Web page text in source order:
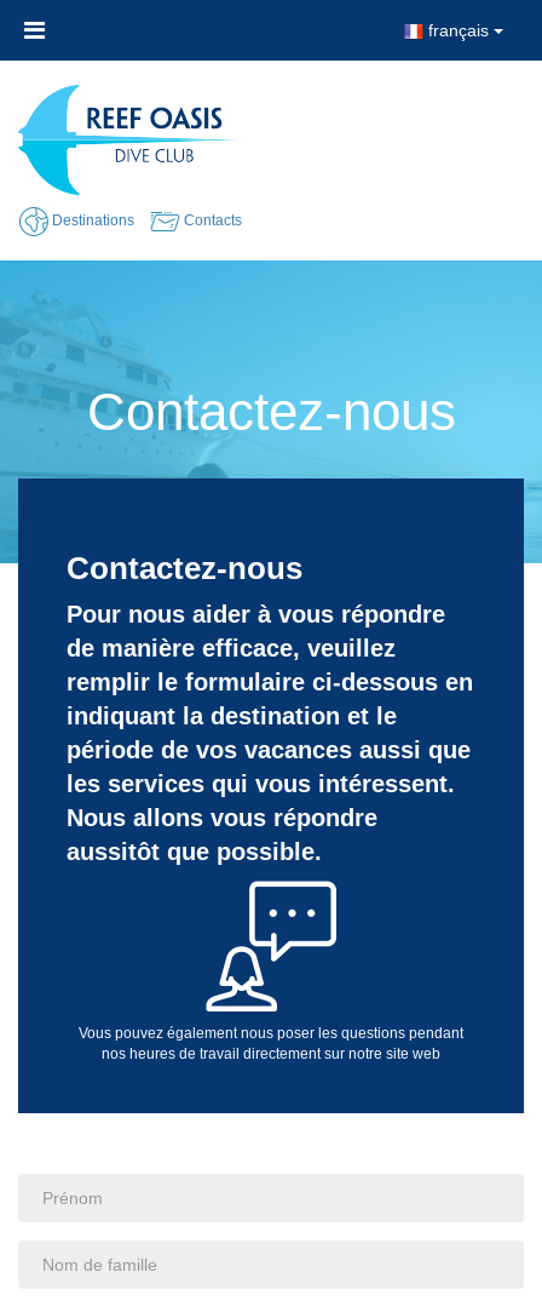
français
Destinations Contacts
Contactez-nous
Contactez-nous
Pour nous aider à vous répondre
de manière efficace, veuillez
remplir le formulaire ci-dessous en
indiquant la destination et le
période de vos vacances aussi que
les services qui vous intéressent.
Nous allons vous répondre
aussitôt que possible.
Vous pouvez également nous poser les questions pendant
nos heures de travail directement sur notre site web